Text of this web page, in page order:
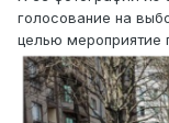
голосование на
целью